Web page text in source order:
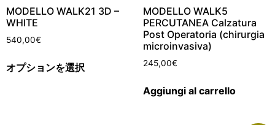
MODELLO WALK21 3D –
WHITE
540,00€
オプションを選択
MODELLO WALK5
PERCUTANEA Calzatura
Post Operatoria (chirurgia
microinvasiva)
245,00€
Aggiungi al carrello